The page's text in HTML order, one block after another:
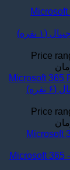
Price
Price
خرید اشتراک مایکروسافت 365 (دعوتنامه) - Microsoft 365